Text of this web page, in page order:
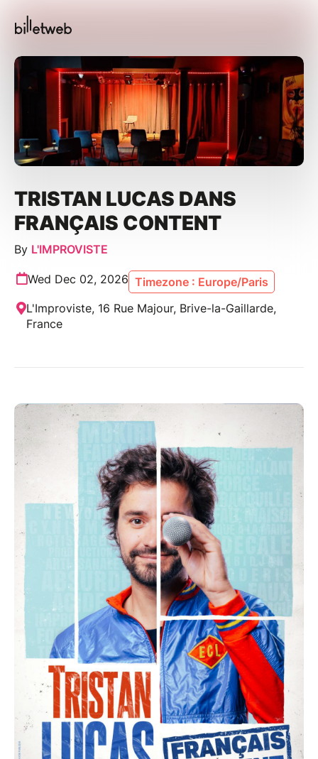
TRISTAN LUCAS DANS
FRANÇAIS CONTENT
By L'IMPROVISTE
Wed Dec 02, 2026 Timezone : Europe/Paris
L'Improviste, 16 Rue Majour, Brive-la-Gaillarde,
France